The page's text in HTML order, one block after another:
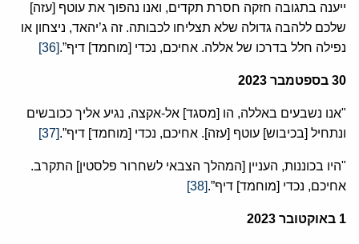
ייענה בתגובה חזקה חסרת תקדים, ואנו נהפוך את עוטף [עזה]
שלכם ללהבה גדולה שלא תצליחו לכבותה. זה ג’יהאד, ניצחון או
נפילה חלל בדרכו של אללה. אחיכם, נכדי [מוחמד] דיף”.[36]
30 בספטמבר 2023
"אנו נשבעים באללה, הו [מסגד] אל-אקצה, נגיע אליך ככובשים
ונתחיל [בכיבוש] עוטף [עזה]. אחיכם, נכדי [מוחמד] דיף”.[37]
"היו בכוננות, העניין [המהלך הצבאי לשחרור פלסטין] התקרב.
אחיכם, נכדי [מוחמד] דיף”.[38]
1 באוקטובר 2023